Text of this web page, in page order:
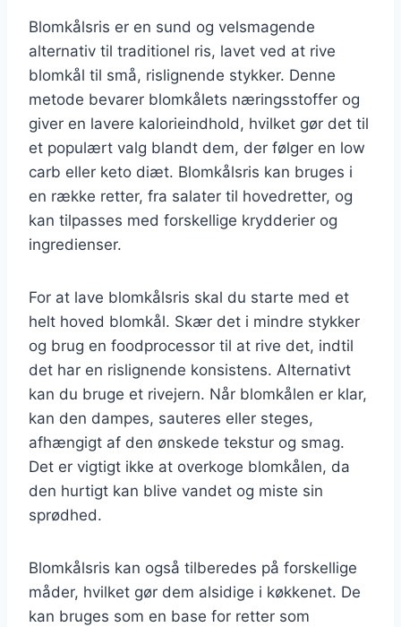
Blomkålsris er en sund og velsmagende
alternativ til traditionel ris, lavet ved at rive
blomkål til små, rislignende stykker. Denne
metode bevarer blomkålets næringsstoffer og
giver en lavere kalorieindhold, hvilket gør det til
et populært valg blandt dem, der følger en low
carb eller keto diæt. Blomkålsris kan bruges i
en række retter, fra salater til hovedretter, og
kan tilpasses med forskellige krydderier og
ingredienser.
For at lave blomkålsris skal du starte med et
helt hoved blomkål. Skær det i mindre stykker
og brug en foodprocessor til at rive det, indtil
det har en rislignende konsistens. Alternativt
kan du bruge et rivejern. Når blomkålen er klar,
kan den dampes, sauteres eller steges,
afhængigt af den ønskede tekstur og smag.
Det er vigtigt ikke at overkoge blomkålen, da
den hurtigt kan blive vandet og miste sin
sprødhed.
Blomkålsris kan også tilberedes på forskellige
måder, hvilket gør dem alsidige i køkkenet. De
kan bruges som en base for retter som